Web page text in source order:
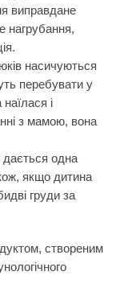
виправдане
нагрубання,
насичуються
перебувати у
і
з мамою, вона
дається одна
якщо дитина
груди за
створеним